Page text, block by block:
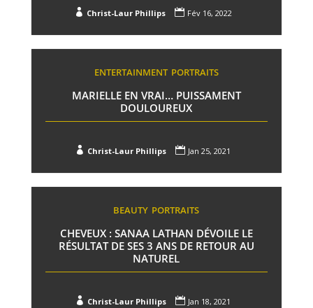
 Christ-Laur Phillips  Fév 16, 2022
ENTERTAINMENT PORTRAITS
MARIELLE EN VRAI… PUISSAMENT
DOULOUREUX
 Christ-Laur Phillips  Jan 25, 2021
BEAUTY PORTRAITS
CHEVEUX : SANAA LATHAN DÉVOILE LE
RÉSULTAT DE SES 3 ANS DE RETOUR AU
NATUREL
 Christ-Laur Phillips  Jan 18, 2021